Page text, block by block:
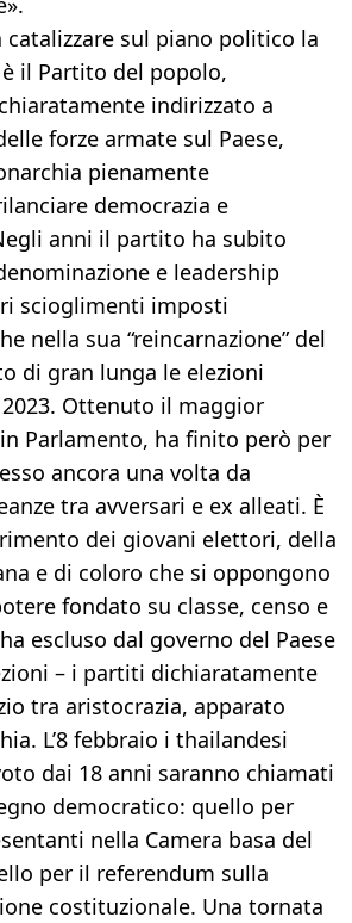
sul piano politico la
il Partito del popolo,
indirizzato a
forze armate sul Paese,
pienamente
democrazia e
anni il partito ha subito
e leadership
scioglimenti imposti
nella sua “reincarnazione” del
di gran lunga le elezioni
Ottenuto il maggior
Parlamento, ha finito però per
ancora una volta da
tra avversari e ex alleati. È
dei giovani elettori, della
e di coloro che si oppongono
fondato su classe, censo e
escluso dal governo del Paese
– i partiti dichiaratamente
tra aristocrazia, apparato
L’8 febbraio i thailandesi
dai 18 anni saranno chiamati
democratico: quello per
nella Camera basa del
per il referendum sulla
costituzionale. Una tornata